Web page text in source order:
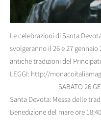
Le celebrazioni di Santa
svolgeranno il 26 e 27
antiche tradizioni del
LEGGI: http://
SABATO 26
Santa Devota: Messa delle
Benedizione del mare ore